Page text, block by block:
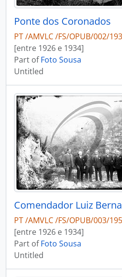
Ponte dos Coronados
PT /AMVLC /FS/OPUB/002/
[entre 1926 e 1934]
Part ofFoto Sousa
Untitled
PT /AMVLC /FS/OPUB/003/
[entre 1926 e 1934]
Part ofFoto Sousa
Untitled